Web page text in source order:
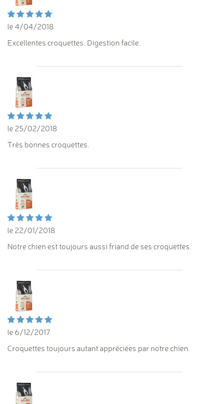
le 4/04/2018
Excellentes croquettes. Digestion facile.
le 25/02/2018
Très bonnes croquettes.
le 22/01/2018
Notre chien est toujours aussi friand de ses croquettes.
le 6/12/2017
Croquettes toujours autant appréciées par notre chien.